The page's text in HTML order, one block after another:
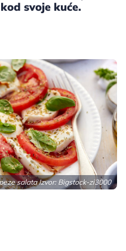
svoje kuće.
salata Izvor:Bigstock-zi3000